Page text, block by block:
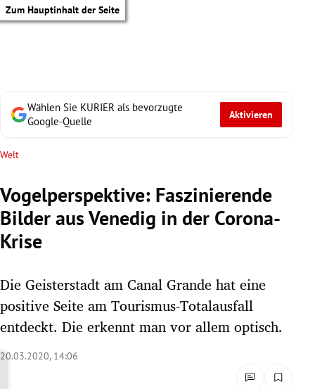
Zum Hauptinhalt der Seite
Untermenü
Untermenü
Wählen Sie KURIER als bevorzugte
Google-Quelle
Aktivieren
Welt
Vogelperspektive: Faszinierende
Bilder aus Venedig in der Corona-
Krise
Die Geisterstadt am Canal Grande hat eine
positive Seite am Tourismus-Totalausfall
entdeckt. Die erkennt man vor allem optisch.
20.03.2020, 14:06